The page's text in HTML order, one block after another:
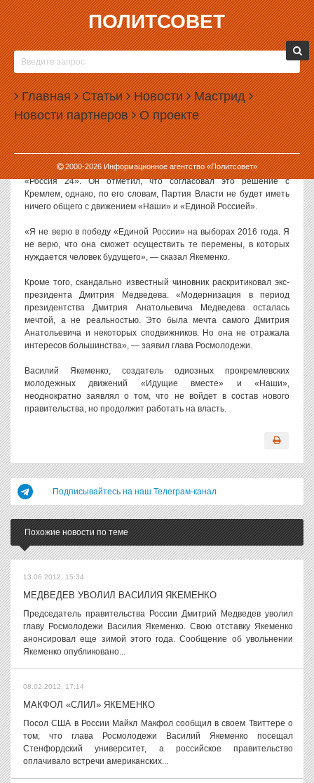
ПОЛИТСОВЕТ
Главная Статьи Новости Мастрид
Новости партнеров О проекте
2000-2026Информационное агентство «Политсовет»
21.05.2012, 15:24
ВАСИЛИЙ ЯКЕМЕНКО ОТРЕКСЯ ОТ «НАШИХ»
И «ЕДИНОЙ РОССИИ»
Глава Росмолодежи Василий Якеменко заявил о создании
собственной партии под названием «Партия Власти». Якеменко
утверждает, что эта партия не имеет отношения к движению
«Наши».
О создании партии Якеменко объявил в эфире телеканала
«Россия 24». Он отметил, что согласовал это решение с
Кремлем, однако, по его словам, Партия Власти не будет иметь
ничего общего с движением «Наши» и «Единой Россией».
«Я не верю в победу «Единой России» на выборах 2016 года. Я
не верю, что она сможет осуществить те перемены, в которых
нуждается человек будущего», — сказал Якеменко.
Кроме того, скандально известный чиновник раскритиковал экс-
президента Дмитрия Медведева. «Модернизация в период
президентства Дмитрия Анатольевича Медведева осталась
мечтой, а не реальностью. Это была мечта самого Дмитрия
Анатольевича и некоторых сподвижников. Но она не отражала
интересов большинства», — заявил глава Росмолодежи.
Василий Якеменко, создатель одиозных прокремлевских
молодежных движений «Идущие вместе» и «Наши»,
неоднократно заявлял о том, что не войдет в состав нового
правительства, но продолжит работать на власть.
Подписывайтесь на наш Телеграм-канал
Похожие новости по теме
13.06.2012, 15:34
МЕДВЕДЕВ УВОЛИЛ ВАСИЛИЯ ЯКЕМЕНКО
Председатель правительства России Дмитрий Медведев уволил
главу Росмолодежи Василия Якеменко. Свою отставку Якеменко
анонсировал еще зимой этого года. Сообщение об увольнении
Якеменко опубликовано...
08.02.2012, 17:14
МАКФОЛ «СЛИЛ» ЯКЕМЕНКО
Посол США в России Майкл Макфол сообщил в своем Твиттере о
том, что глава Росмолодежи Василий Якеменко посещал
Стенфордский университет, а российское правительство
оплачивало встречи американских...